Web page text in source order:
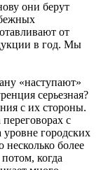
они берут
от
в год. Мы
«наступают»
серьезная?
с их стороны.
с
городских
более
когда